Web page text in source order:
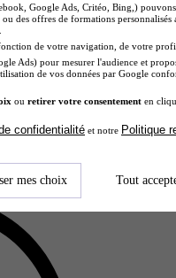
fonction publique
publique proposée par
générale forme les
une prépar…
Google Ads, Critéo, Bing,)
des offres de formations
de votre navigation, de votre
Ads) pour mesurer l'audience et
de vos données par Google
ou retirer votre consentement en
confidentialité et notre Politique
mes choix Tout